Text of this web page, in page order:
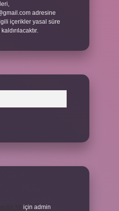
adresine
içerikler yasal süre
için admin